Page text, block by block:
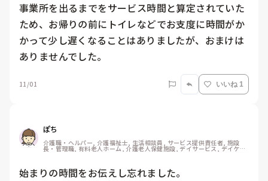
事業所を出るまでをサービス時間と算定されていた
ため、お帰りの前にトイレなどでお支度に時間がか
かって少し遅くなることはありましたが、おまけは
ありませんでした。
11/01 いいね 1
ぽち
介護職・ヘルパー, 介護福祉士, 生活相談員, サービス提供責任者, 施設
長・管理職, 有料老人ホーム, 介護老人保健施設, デイサービス, デイケ
ア・通所リハ, 訪問介護, 介護事務, ユニット型特養, 障害福祉関連, 小規
始まりの時間をお伝えし忘れました。